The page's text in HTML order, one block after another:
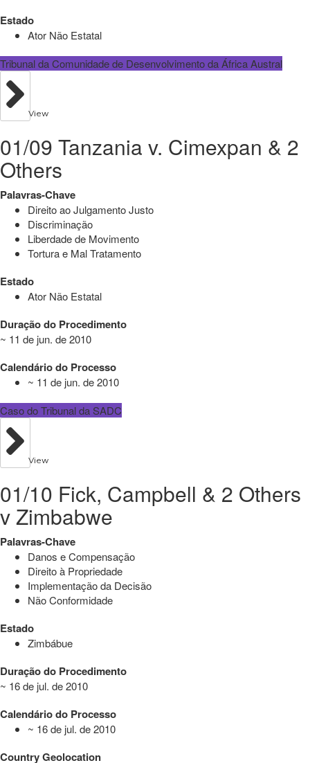
Estado
Ator Não Estatal
Tribunal da Comunidade de Desenvolvimento da África Austral
View
01/09 Tanzania v. Cimexpan & 2
Others
Palavras-Chave
Direito ao Julgamento Justo
Discriminação
Liberdade de Movimento
Tortura e Mal Tratamento
Estado
Ator Não Estatal
Duração do Procedimento
~ 11 de jun. de 2010
Calendário do Processo
~ 11 de jun. de 2010
Caso do Tribunal da SADC
View
01/10 Fick, Campbell & 2 Others
v Zimbabwe
Palavras-Chave
Danos e Compensação
Direito à Propriedade
Implementação da Decisão
Não Conformidade
Estado
Zimbábue
Duração do Procedimento
~ 16 de jul. de 2010
Calendário do Processo
~ 16 de jul. de 2010
Country Geolocation